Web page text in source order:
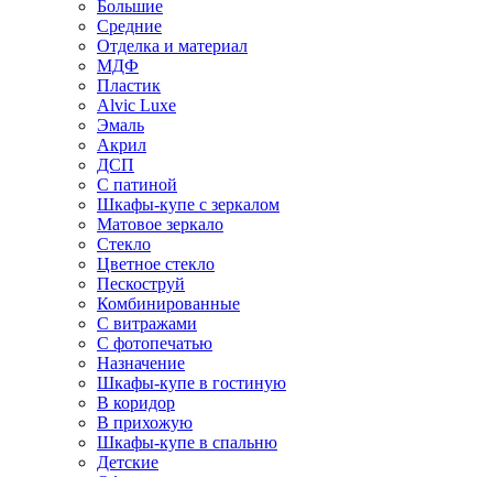
Большие
Средние
Отделка и материал
МДФ
Пластик
Alvic Luxe
Эмаль
Акрил
ДСП
С патиной
Шкафы-купе с зеркалом
Матовое зеркало
Стекло
Цветное стекло
Пескоструй
Комбинированные
С витражами
С фотопечатью
Назначение
Шкафы-купе в гостиную
В коридор
В прихожую
Шкафы-купе в спальню
Детские